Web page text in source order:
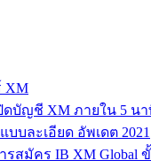
XM
ดบัญชี XM ภายใน 5 น
บบละเอียด อัพเดต 2021
รสมัคร IB XM Global